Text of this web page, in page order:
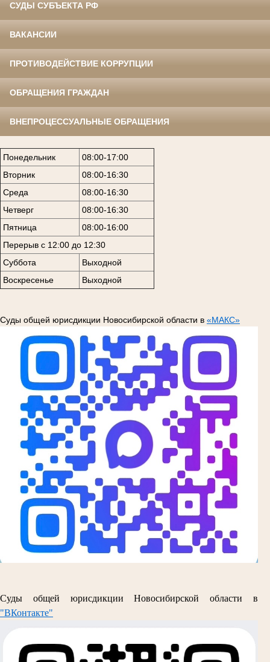
СУДЫ СУБЪЕКТА РФ
ВАКАНСИИ
ПРОТИВОДЕЙСТВИЕ КОРРУПЦИИ
ОБРАЩЕНИЯ ГРАЖДАН
ВНЕПРОЦЕССУАЛЬНЫЕ ОБРАЩЕНИЯ
Понедельник
08:00-17:00
Вторник
08:00-16:30
Среда
08:00-16:30
Четверг
08:00-16:30
Пятница
08:00-16:00
Перерыв с 12:00 до 12:30
Суббота
Выходной
Воскресенье
Выходной
Суды общей юрисдикции Новосибирской области в «МАКС»
Суды общей юрисдикции Новосибирской области в
"ВКонтакте"